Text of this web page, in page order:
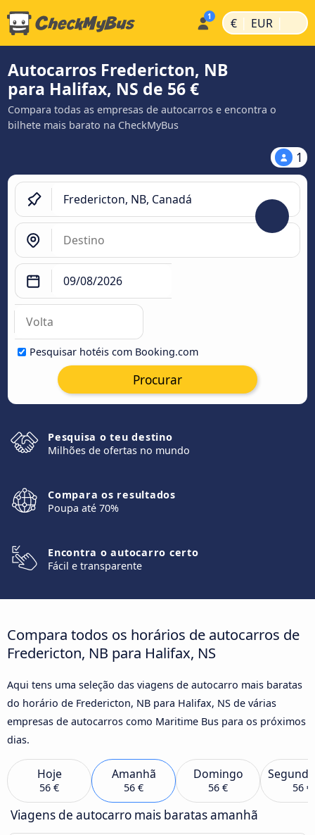
€ | EUR |
Autocarros Fredericton, NB
para Halifax, NS de 56 €
Compara todas as empresas de autocarros e encontra o
bilhete mais barato na CheckMyBus
1
Pesquisar hotéis com Booking.com
Procurar
Pesquisa o teu destino
Milhões de ofertas no mundo
Compara os resultados
Poupa até 70%
Encontra o autocarro certo
Fácil e transparente
Compara todos os horários de autocarros de
Fredericton, NB para Halifax, NS
Aqui tens uma seleção das viagens de autocarro mais baratas
do horário de Fredericton, NB para Halifax, NS de várias
empresas de autocarros como Maritime Bus para os próximos
dias.
Hoje
56 €
Amanhã
56 €
Domingo
56 € 56 €
Viagens de autocarro mais baratas amanhã